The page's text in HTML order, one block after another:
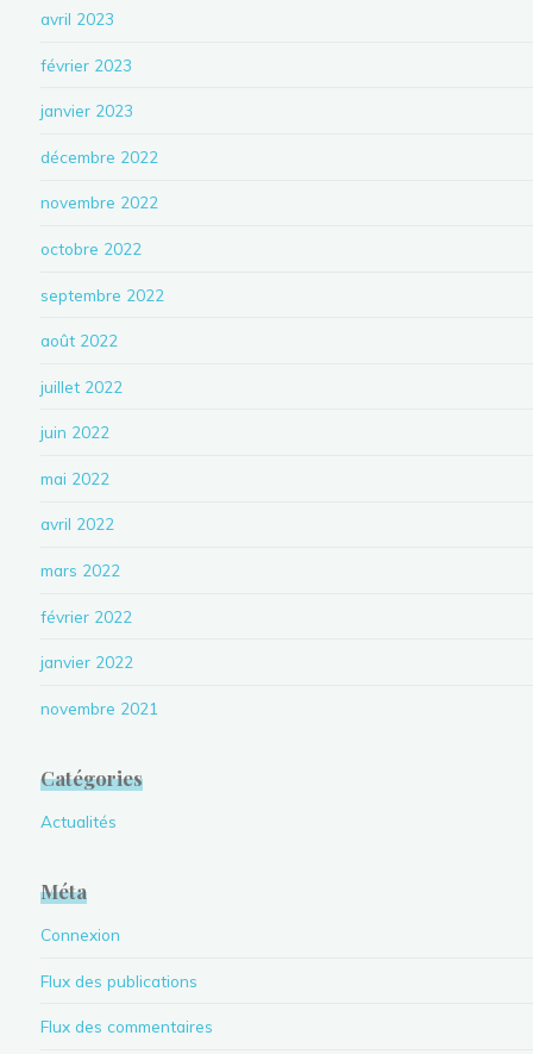
avril 2023
février 2023
janvier 2023
décembre 2022
novembre 2022
octobre 2022
septembre 2022
août 2022
juillet 2022
juin 2022
mai 2022
avril 2022
mars 2022
février 2022
janvier 2022
novembre 2021
Catégories
Actualités
Méta
Connexion
Flux des publications
Flux des commentaires